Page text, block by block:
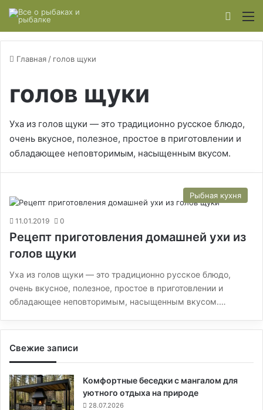
Главная / голов щуки
голов щуки
Уха из голов щуки — это традиционно русское блюдо,
очень вкусное, полезное, простое в приготовлении и
обладающее неповторимым, насыщенным вкусом.
Рыбная кухня
11.01.2019 0
Рецепт приготовления домашней ухи из
голов щуки
Уха из голов щуки — это традиционно русское блюдо,
очень вкусное, полезное, простое в приготовлении и
обладающее неповторимым, насыщенным вкусом.…
Свежие записи
Комфортные беседки с мангалом для
уютного отдыха на природе
28.07.2026